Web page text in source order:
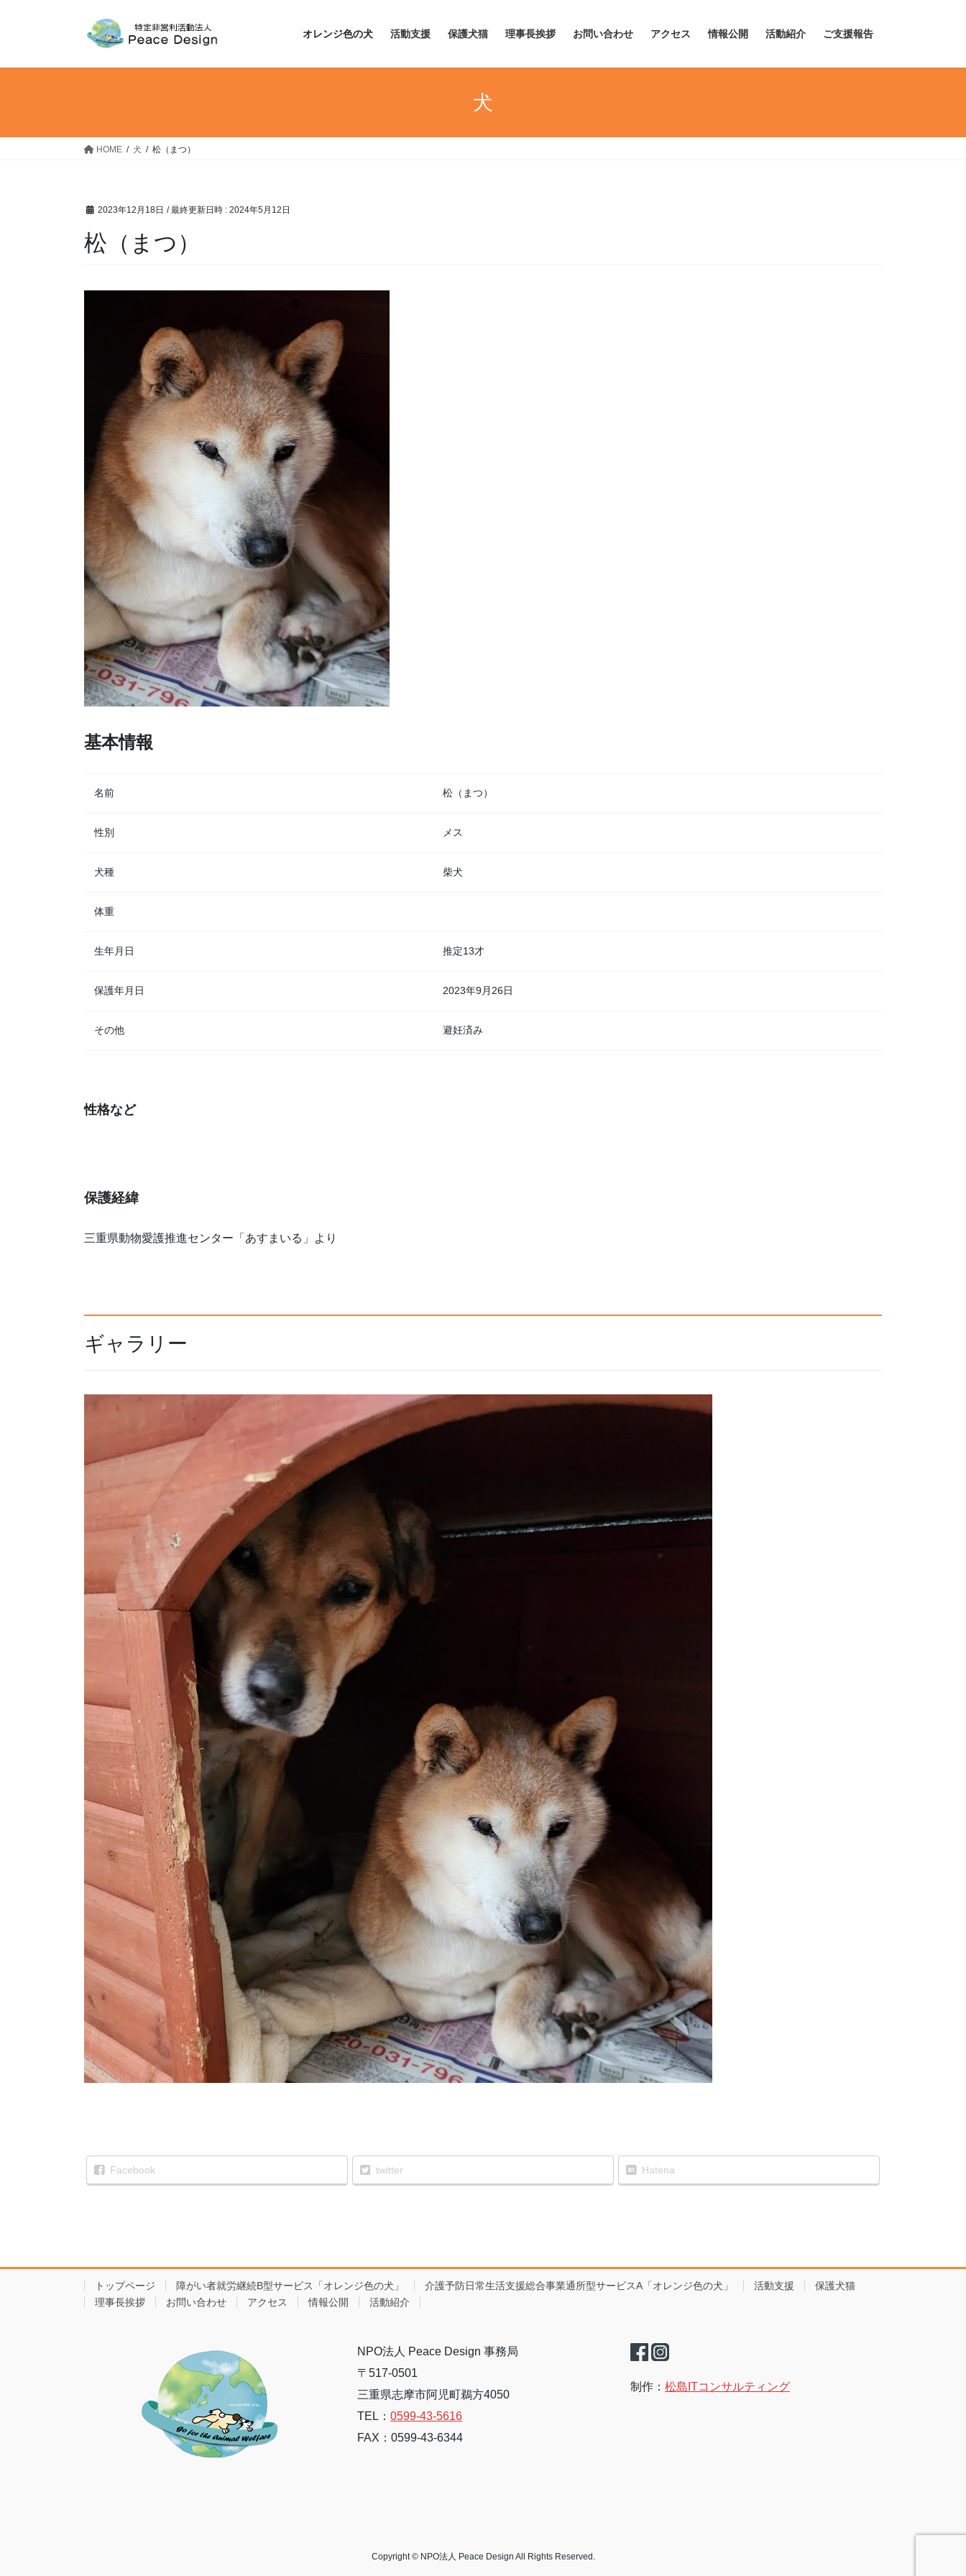
オレンジ色の犬 活動支援 保護犬猫 理事長挨拶 お問い合わせ アクセス 情報公開 活動紹介 ご支援報告
犬
HOME 犬 松（まつ）
2023年12月18日 / 最終更新日時 : 2024年5月12日
松（まつ）
基本情報
名前 松（まつ）
性別 メス
犬種 柴犬
体重
生年月日 推定13才
保護年月日 2023年9月26日
その他 避妊済み
性格など
保護経緯
三重県動物愛護推進センター「あすまいる」より
ギャラリー
Facebook twitter Hatena
トップページ 障がい者就労継続B型サービス「オレンジ色の犬」 介護予防日常生活支援総合事業通所型サービスA「オレンジ色の犬」 活動支援
保護犬猫
理事長挨拶
お問い合わせ アクセス 情報公開 活動紹介
NPO法人 Peace Design 事務局
〒517-0501
三重県志摩市阿児町鵜方4050
TEL： 0599-43-5616
FAX：0599-43-6344
制作： 松島ITコンサルティング
Copyright © NPO法人 Peace Design All Rights Reserved.